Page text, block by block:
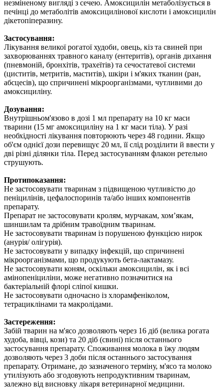
незміненому вигляді з сечею. Амоксицилін метаболізується в
печінці до метаболітів амоксицилінової кислоти і амоксицилін
дікетопіперазину.
Застосування:
Лікування великої рогатої худоби, овець, кіз та свиней при
захворюваннях травного каналу (ентеритів), органів дихання
(пневмоній, бронхітів, трахеїтів) та сечостатевої системи
(циститів, метритів, маститів), шкіри і м'яких тканин (ран,
абсцесів), що спричинені мікроорганізмами, чутливими до
амоксициліну.
Дозування:
Внутрішньом'язово в дозі 1 мл препарату на 10 кг маси
тварини (15 мг амоксициліну на 1 кг маси тіла). У разі
необхідності лікування повторюють через 48 години. Якщо
об'єм однієї дози перевищує 20 мл, її слід розділити й ввести у
дві різні ділянки тіла. Перед застосуванням флакон ретельно
струшують.
Протипоказання:
Не застосовувати тваринам з підвищеною чутливістю до
пеніцилінів, цефалоспоринів та/або інших компонентів
препарату.
Препарат не застосовувати кролям, мурчакам, хом’якам,
шиншилам та дрібним травоїдним тваринам.
Не застосовувати тваринам із порушеною функцією нирок
(анурія/ олігурія).
Не застосовувати у випадку інфекцій, що спричинені
мікроорганізмами, що продукують бета-лактамазу.
Не застосовувати коням, оскільки амоксицилін, як і всі
амінопеніциліни, може негативно позначитися на
бактеріальній флорі сліпої кишки.
Не застосовувати одночасно із хлорамфеніколом,
тетрациклінами та макролідами.
Застереження:
Забій тварин на м'ясо дозволяють через 16 діб (велика рогата
худоба, вівці, кози) та 20 діб (свині) після останнього
застосування препарату. Споживання молока в їжу людям
дозволяють через 3 доби після останнього застосування
препарату. Отримане, до зазначеного терміну, м'ясо та молоко
утилізують або згодовують непродуктивним тваринам,
залежно від висновку лікаря ветеринарної медицини.